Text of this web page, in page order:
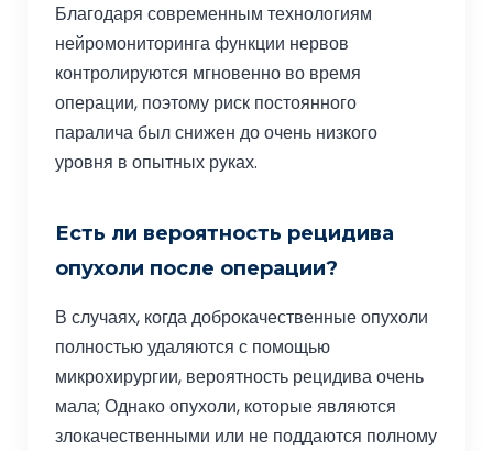
Благодаря современным технологиям
нейромониторинга функции нервов
контролируются мгновенно во время
операции, поэтому риск постоянного
паралича был снижен до очень низкого
уровня в опытных руках.
Есть ли вероятность рецидива
опухоли после операции?
В случаях, когда доброкачественные опухоли
полностью удаляются с помощью
микрохирургии, вероятность рецидива очень
мала; Однако опухоли, которые являются
злокачественными или не поддаются полному